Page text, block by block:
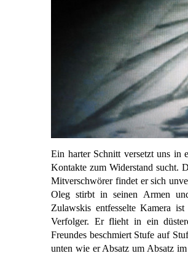
Ein harter Schnitt versetzt uns in
Kontakte zum Widerstand sucht.
Mitverschwörer findet er sich
Oleg stirbt in seinen Armen
Zulawskis entfesselte Kamera
Verfolger. Er flieht in ein
Freundes beschmiert Stufe auf
unten wie er Absatz um Absatz